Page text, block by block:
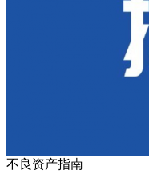
不良资产指南